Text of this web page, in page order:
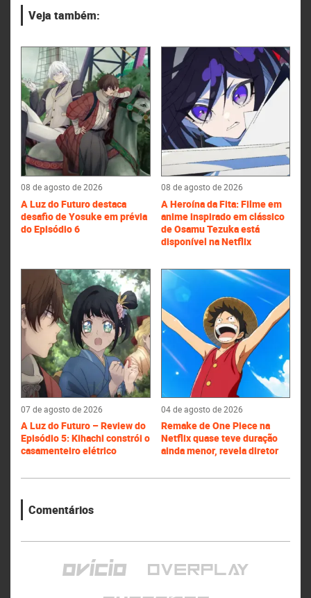
Veja também:
08 de agosto de 2026
A Luz do Futuro destaca
desafio de Yosuke em prévia
do Episódio 6
08 de agosto de 2026
A Heroína da Fita: Filme em
anime inspirado em clássico
de Osamu Tezuka está
disponível na Netflix
07 de agosto de 2026
A Luz do Futuro – Review do
Episódio 5: Kihachi constrói o
casamenteiro elétrico
04 de agosto de 2026
Remake de One Piece na
Netflix quase teve duração
ainda menor, revela diretor
Comentários